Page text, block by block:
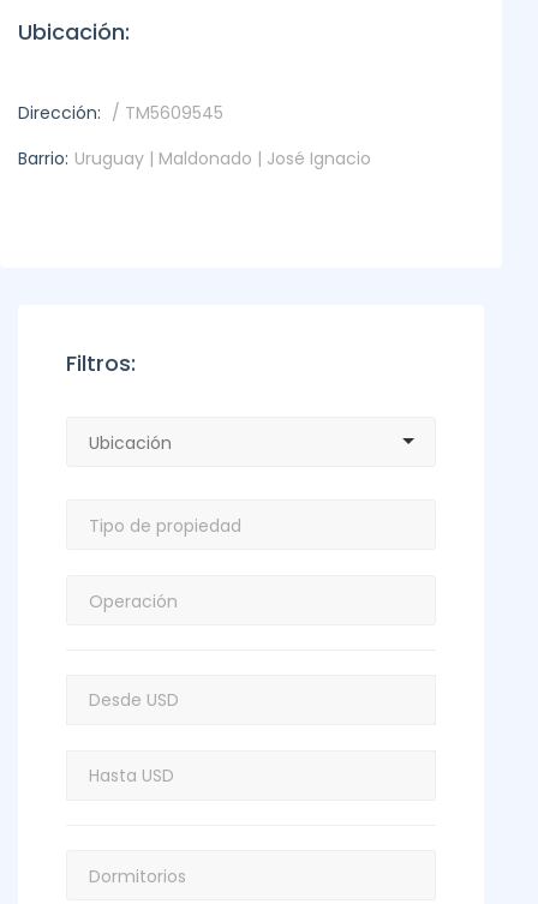
Ubicación:
Dirección: / TM5609545
Barrio: Uruguay | Maldonado | José Ignacio
Filtros: